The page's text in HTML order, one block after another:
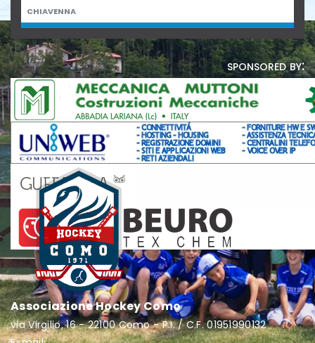
CHIAVENNA
sponsored by:
Associazione Hockey Como
via Virgilio, 16 - 22100 Como - P.I. / C.F. 01951990132